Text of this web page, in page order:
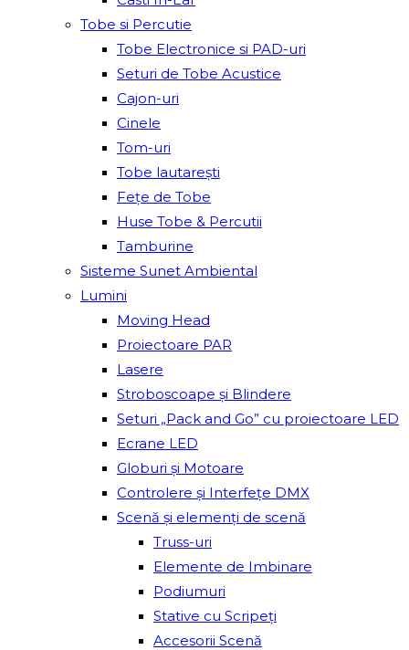
Tobe si Percutie
Tobe Electronice si PAD-uri
Seturi de Tobe Acustice
Cajon-uri
Cinele
Tom-uri
Tobe lautareşti
Fețe de Tobe
Huse Tobe & Percutii
Tamburine
Sisteme Sunet Ambiental
Lumini
Moving Head
Proiectoare PAR
Lasere
Stroboscoape și Blindere
Seturi „Pack and Go” cu proiectoare LED
Ecrane LED
Globuri și Motoare
Controlere și Interfețe DMX
Scenă și elemenți de scenă
Truss-uri
Elemente de Imbinare
Podiumuri
Stative cu Scripeți
Accesorii Scenă